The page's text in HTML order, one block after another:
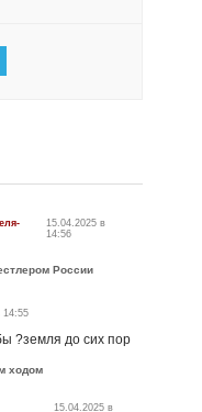
15.04.2025 в
14:56
России
14:55
?земля до сих пор
ходом
15.04.2025 в